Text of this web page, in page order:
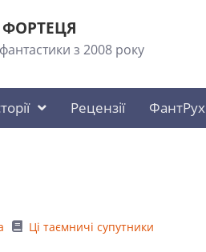
з 2008 року
Рецензії ФантРух
Ці таємничі супутники